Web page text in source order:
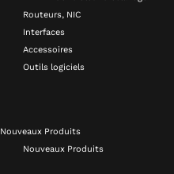
Routeurs, NIC
Interfaces
Accessoires
Outils logiciels
Nouveaux Produits
Nouveaux Produits